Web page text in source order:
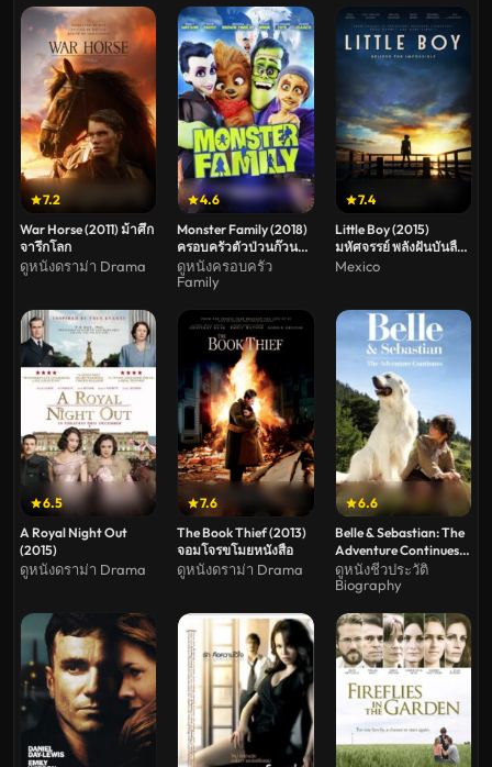
7.2
War Horse (2011) ม้าศึก
จารึกโลก
ดูหนังดราม่า Drama
4.6
Monster Family (2018)
ครอบครัวตัวป่วนก๊วน
ปีศาจ
ดูหนังครอบครัว
Family
7.4
Little Boy (2015)
มหัศจรรย์ พลังฝันบันลือ
โลก
Mexico
6.5
A Royal Night Out
(2015)
ดูหนังดราม่า Drama
7.6
The Book Thief (2013)
จอมโจรขโมยหนังสือ
ดูหนังดราม่า Drama
6.6
Belle & Sebastian: The
Adventure Continues
(2015) เบลและเซบาส
เตียน เพื่อนรักผจญภัย 2
ดูหนังชีวประวัติ
Biography